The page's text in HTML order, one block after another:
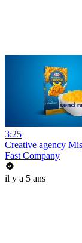
3:25
Creative agency
Fast Company
il y a 5 ans